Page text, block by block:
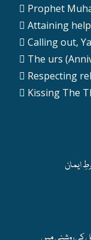
The urs
Respecting
Kissing The